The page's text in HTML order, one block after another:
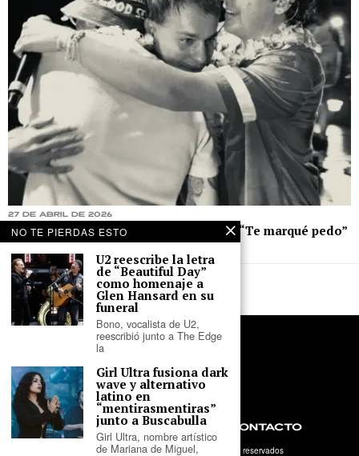
27 de abril de 2026
Alex Luna lanza una nueva versión de “Te marqué pedo”
junto a DAAZ y Sabino
NOSOTROS PRIVACIDAD CONTACTO
2026- Tercer Parlante. Todos los derechos reservados
NO TE PIERDAS ESTO
U2 reescribe la letra
de “Beautiful Day”
como homenaje a
Glen Hansard en su
funeral
Bono, vocalista de U2,
reescribió junto a The Edge
la
Girl Ultra fusiona dark
wave y alternativo
latino en
“mentirasmentiras”
junto a Buscabulla
Girl Ultra, nombre artístico
de Mariana de Miguel,